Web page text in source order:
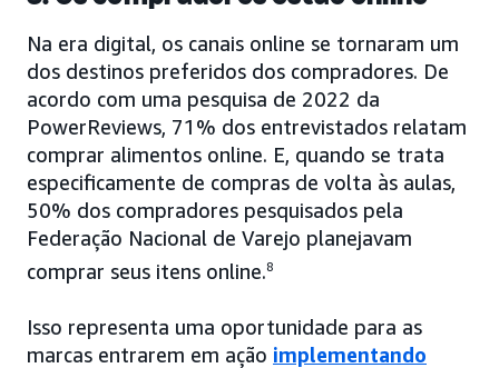
Na era digital, os canais online se tornaram um
dos destinos preferidos dos compradores. De
acordo com uma pesquisa de 2022 da
PowerReviews, 71% dos entrevistados relatam
comprar alimentos online. E, quando se trata
especificamente de compras de volta às aulas,
50% dos compradores pesquisados pela
Federação Nacional de Varejo planejavam
comprar seus itens online.8
Isso representa uma oportunidade para as
marcas entrarem em ação implementando